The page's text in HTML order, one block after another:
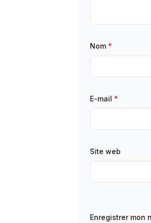
Nom *
E-mail *
Site web
Enregistrer mon